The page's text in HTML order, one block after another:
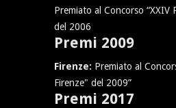
Premiato al Concorso “XXIV
del 2006
Premi 2009
Firenze: Premiato al
Firenze" del 2009”
Premi 2017